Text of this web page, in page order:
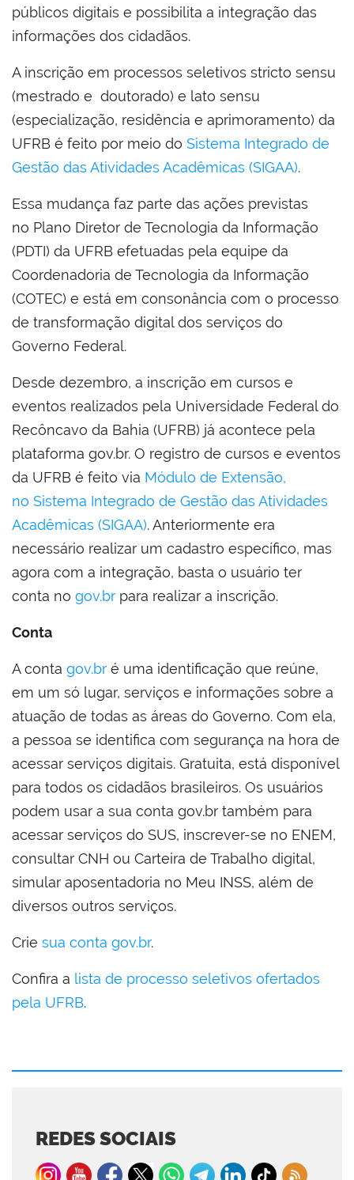
públicos digitais e possibilita a integração das
informações dos cidadãos.
A inscrição em processos seletivos stricto sensu
(mestrado e doutorado) e lato sensu
(especialização, residência e aprimoramento) da
UFRB é feito por meio do Sistema Integrado de
Gestão das Atividades Acadêmicas (SIGAA).
Essa mudança faz parte das ações previstas
no Plano Diretor de Tecnologia da Informação
(PDTI) da UFRB efetuadas pela equipe da
Coordenadoria de Tecnologia da Informação
(COTEC) e está em consonância com o processo
de transformação digital dos serviços do
Governo Federal.
Desde dezembro, a inscrição em cursos e
eventos realizados pela Universidade Federal do
Recôncavo da Bahia (UFRB) já acontece pela
plataforma gov.br. O registro de cursos e eventos
da UFRB é feito via Módulo de Extensão,
no Sistema Integrado de Gestão das Atividades
Acadêmicas (SIGAA). Anteriormente era
necessário realizar um cadastro específico, mas
agora com a integração, basta o usuário ter
conta no gov.br para realizar a inscrição.
Conta
A conta gov.br é uma identificação que reúne,
em um só lugar, serviços e informações sobre a
atuação de todas as áreas do Governo. Com ela,
a pessoa se identifica com segurança na hora de
acessar serviços digitais. Gratuita, está disponível
para todos os cidadãos brasileiros. Os usuários
podem usar a sua conta gov.br também para
acessar serviços do SUS, inscrever-se no ENEM,
consultar CNH ou Carteira de Trabalho digital,
simular aposentadoria no Meu INSS, além de
diversos outros serviços.
Crie sua conta gov.br.
Confira a lista de processo seletivos ofertados
pela UFRB.
REDES SOCIAIS